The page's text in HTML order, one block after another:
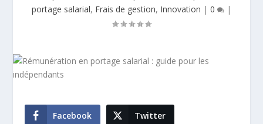
portage salarial, Frais de gestion, Innovation | 0 |
Facebook Twitter